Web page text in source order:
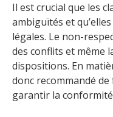
Il est crucial que les
ambiguïtés et
légales. Le non-
des conflits et même
dispositions. En
donc recommandé
garantir la